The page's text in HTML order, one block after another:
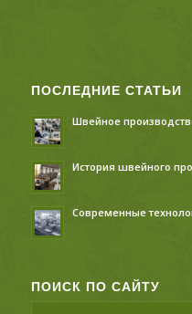
ПОСЛЕДНИЕ СТАТЬИ
Швейное
История швейного
Современные
ПОИСК ПО САЙТУ